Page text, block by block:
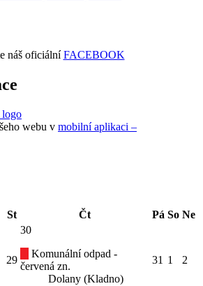
náš oficiálníFACEBOOK
webu v mobilní aplikaci –
St Čt Pá So Ne
29
30
Komunální odpad -
červená zn.
Dolany (Kladno)
31 1 2